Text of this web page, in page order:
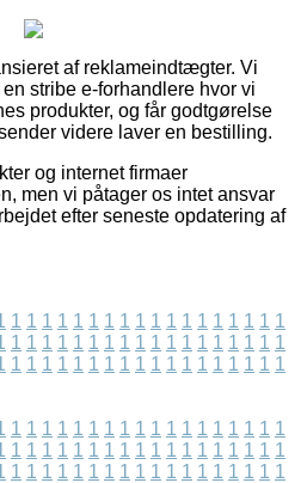
af reklameindtægter. Vi
stribe e-forhandlere hvor vi
produkter, og får godtgørelse
videre laver en bestilling.
og internet firmaer
men vi påtager os intet ansvar
efter seneste opdatering af
1 1 1 1 1 1 1 1 1 1 1 1 1 1 1 1 1 1
1 1 1 1 1 1 1 1 1 1 1 1 1 1 1 1 1 1
1 1 1 1 1 1 1 1 1 1 1 1 1 1 1 1 1 1
1 1 1 1 1 1 1 1 1 1 1 1 1 1 1 1 1 1
1 1 1 1 1 1 1 1 1 1 1 1 1 1 1 1 1 1
1 1 1 1 1 1 1 1 1 1 1 1 1 1 1 1 1 1